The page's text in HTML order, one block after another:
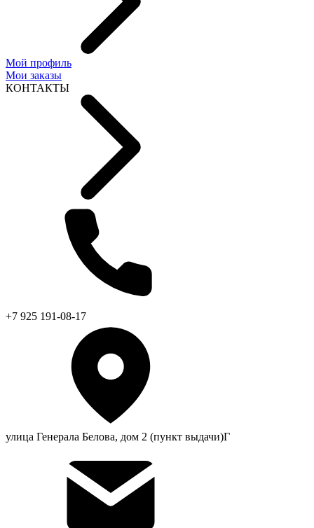
Мой профиль
Мои заказы
КОНТАКТЫ
+7 925 191-08-17
улица Генерала Белова, дом 2 (пункт выдачи)Г